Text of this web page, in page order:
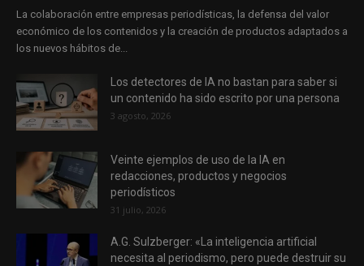
La colaboración entre empresas periodísticas, la defensa del valor
económico de los contenidos y la creación de productos adaptados a
los nuevos hábitos de...
Los detectores de IA no bastan para saber si
un contenido ha sido escrito por una persona
3 agosto, 2026
Veinte ejemplos de uso de la IA en
redacciones, productos y negocios
periodísticos
31 julio, 2026
A.G. Sulzberger: «La inteligencia artificial
necesita al periodismo, pero puede destruir su